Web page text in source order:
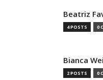
Beatriz
4 POSTS 0
Bianca
2 POSTS 0